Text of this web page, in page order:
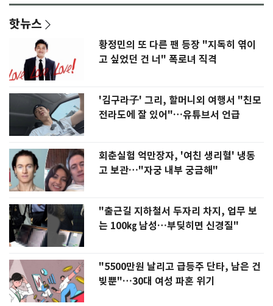
핫뉴스
황정민의 또 다른 팬 등장 "지독히 엮이
고 싶었던 건 너" 폭로녀 직격
'김구라子' 그리, 할머니외 여행서 "친모
전라도에 잘 있어"…유튜브서 언급
회춘실험 억만장자, '여친 생리혈' 냉동
고 보관…"자궁 내부 궁금해"
"출근길 지하철서 두자리 차지, 업무 보
는 100㎏ 남성…부딪히면 신경질"
"5500만원 날리고 급등주 단타, 남은 건
빚뿐"…30대 여성 파혼 위기